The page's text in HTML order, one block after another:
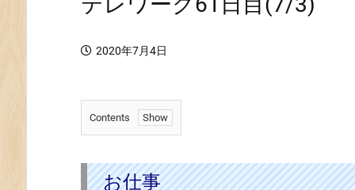
2020年7月4日
Contents
1.
仕お仕事